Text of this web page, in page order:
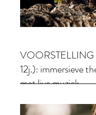
12j.): immersieve
met live muziek